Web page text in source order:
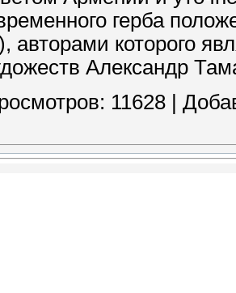
герба
которого
Александр
11628